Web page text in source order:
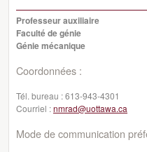
Professeur auxiliaire
Faculté de génie
Génie mécanique
Coordonnées :
Tél. bureau :613-943-4301
Courriel :nmrad@uottawa.ca
Mode de communication